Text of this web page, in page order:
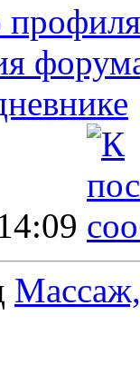
профиля
Массаж,